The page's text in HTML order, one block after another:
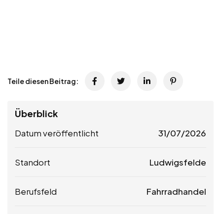
Teile diesen Beitrag:
Überblick
Datum veröffentlicht 31/07/2026
Standort Ludwigsfelde
Berufsfeld Fahrradhandel